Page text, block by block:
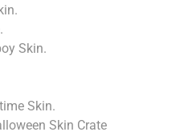
Skin.
Skin.
Skin Crate